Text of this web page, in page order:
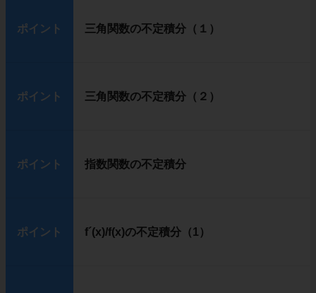
ポイント 三角関数の不定積分（１）
ポイント 三角関数の不定積分（２）
ポイント 指数関数の不定積分
ポイント f´(x)/f(x)の不定積分（1）